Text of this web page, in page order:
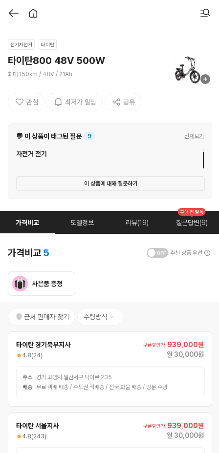
전기자전거 타이탄
타이탄800 48V 500W
최대 150km / 48V / 21Ah
관심 최저가 알림 공유
💬 이 상품이 태그된 질문 9 전체보기
사은품과 색상 문의
80대 할아버지가 타기가 위험 할까요.??추천부탁요
수리 혹은 as
타이탄800
자전거 전기
이 상품에 대해 질문하기
가격비교 모델정보 리뷰(19) 질문답변(9)
구매 전 필독
가격비교 5 추천 상품 우선
사은품 증정
근처 판매자 찾기 수령방식
타이탄 경기북부지사
4.8(24)
쿠폰할인가 939,000원
월 30,000원
주소
경기 고양시 일산서구 덕이로 235
배송
무료 택배 배송 / 수도권 직배송 / 전국 화물 배송 / 방문 수령
타이탄 서울지사
4.8(243)
쿠폰할인가 939,000원
월 30,000원